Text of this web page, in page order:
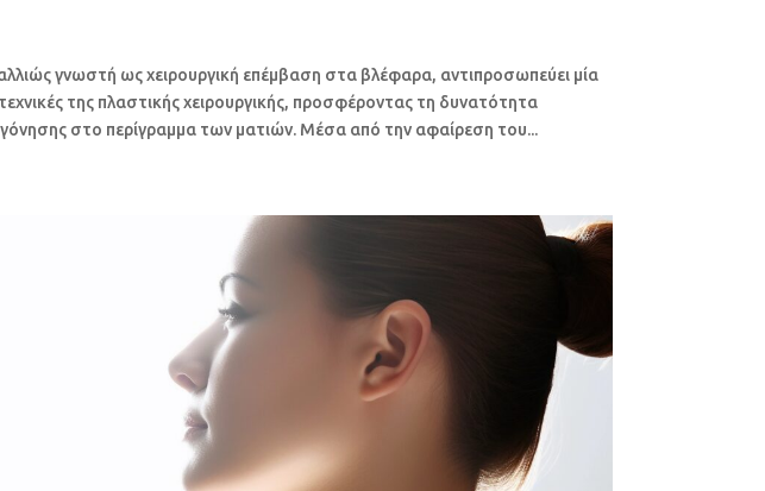
γνωστή ως χειρουργική επέμβαση στα βλέφαρα, αντιπροσωπεύει μία
τεχνικές της πλαστικής χειρουργικής, προσφέροντας τη δυνατότητα
στο περίγραμμα των ματιών. Μέσα από την αφαίρεση του...